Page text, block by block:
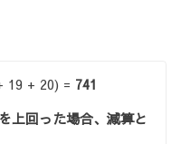
19 + 20) = 741
を上回った場合、減算と